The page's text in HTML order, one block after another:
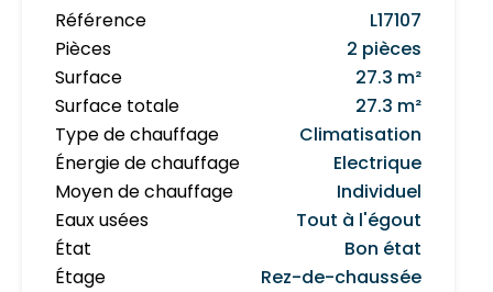
Référence
L17107
Pièces
2 pièces
Surface
27.3 m²
Surface totale
27.3 m²
Type de chauffage
Climatisation
Énergie de chauffage
Electrique
Moyen de chauffage
Individuel
Eaux usées
Tout à l'égout
État
Bon état
Étage
Rez-de-chaussée